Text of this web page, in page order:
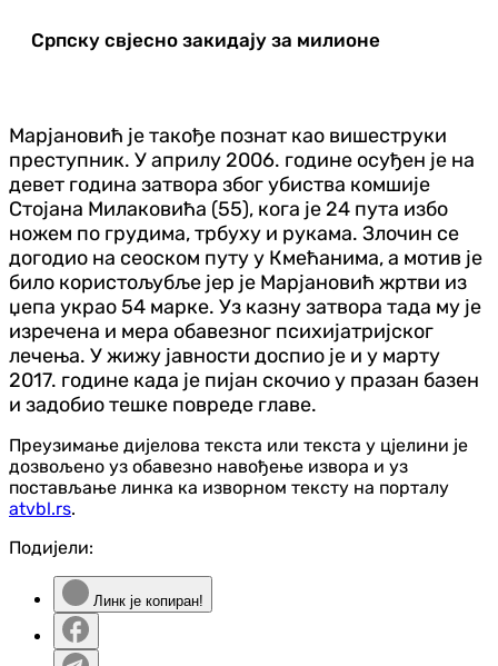
Српску свјесно закидају за милионе
Марјановић је такође познат као вишеструки
преступник. У априлу 2006. године осуђен је на
девет година затвора због убиства комшије
Стојана Милаковића (55), кога је 24 пута избо
ножем по грудима, трбуху и рукама. Злочин се
догодио на сеоском путу у Кмећанима, а мотив је
било користољубље јер је Марјановић жртви из
џепа украо 54 марке. Уз казну затвора тада му је
изречена и мера обавезног психијатријског
лечења. У жижу јавности доспио је и у марту
2017. године када је пијан скочио у празан базен
и задобио тешке повреде главе.
Преузимање дијелова текста или текста у цјелини је
дозвољено уз обавезно навођење извора и уз
постављање линка ка изворном тексту на порталу
atvbl.rs.
Подијели:
Линк је копиран!